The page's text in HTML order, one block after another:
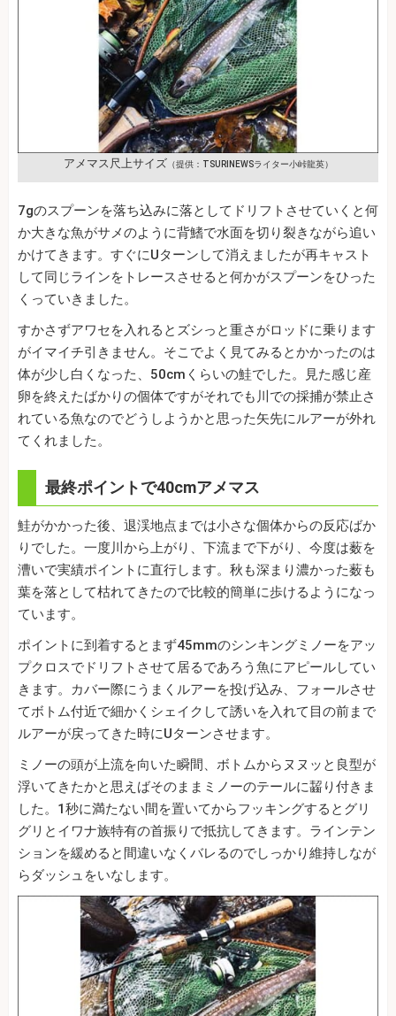
アメマス尺上サイズ （提供：TSURINEWSライター小峠龍英）
7gのスプーンを落ち込みに落としてドリフトさせていくと何
か大きな魚がサメのように背鰭で水面を切り裂きながら追い
かけてきます。すぐにUターンして消えましたが再キャスト
して同じラインをトレースさせると何かがスプーンをひった
くっていきました。
すかさずアワセを入れるとズシっと重さがロッドに乗ります
がイマイチ引きません。そこでよく見てみるとかかったのは
体が少し白くなった、50cmくらいの鮭でした。見た感じ産
卵を終えたばかりの個体ですがそれでも川での採捕が禁止さ
れている魚なのでどうしようかと思った矢先にルアーが外れ
てくれました。
最終ポイントで40cmアメマス
鮭がかかった後、退渓地点までは小さな個体からの反応ばか
りでした。一度川から上がり、下流まで下がり、今度は薮を
漕いで実績ポイントに直行します。秋も深まり濃かった薮も
葉を落として枯れてきたので比較的簡単に歩けるようになっ
ています。
ポイントに到着するとまず45mmのシンキングミノーをアッ
プクロスでドリフトさせて居るであろう魚にアピールしてい
きます。カバー際にうまくルアーを投げ込み、フォールさせ
てボトム付近で細かくシェイクして誘いを入れて目の前まで
ルアーが戻ってきた時にUターンさせます。
ミノーの頭が上流を向いた瞬間、ボトムからヌヌッと良型が
浮いてきたかと思えばそのままミノーのテールに齧り付きま
した。1秒に満たない間を置いてからフッキングするとグリ
グリとイワナ族特有の首振りで抵抗してきます。ラインテン
ションを緩めると間違いなくバレるのでしっかり維持しなが
らダッシュをいなします。